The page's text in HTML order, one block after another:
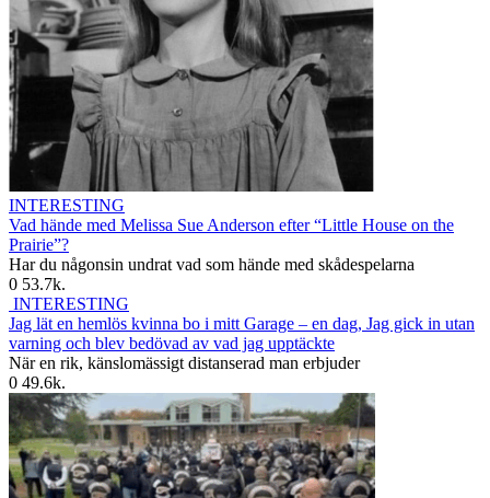
INTERESTING
Vad hände med Melissa Sue Anderson efter “Little House on the
Prairie”?
Har du någonsin undrat vad som hände med skådespelarna
0 53.7k.
INTERESTING
Jag lät en hemlös kvinna bo i mitt Garage – en dag, Jag gick in utan
varning och blev bedövad av vad jag upptäckte
När en rik, känslomässigt distanserad man erbjuder
0 49.6k.